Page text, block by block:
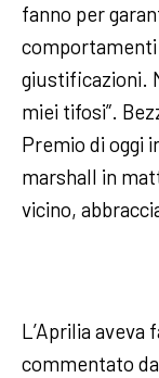
fanno per
comportamenti
giustificazioni.
miei tifosi”.
Premio di oggi
marshall in
vicino,
L’Aprilia
commentato